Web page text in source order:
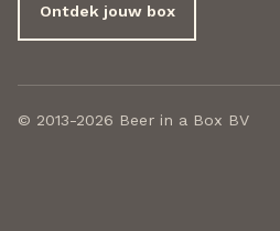
Ontdek jouw box
© 2013-2026 Beer in a Box BV